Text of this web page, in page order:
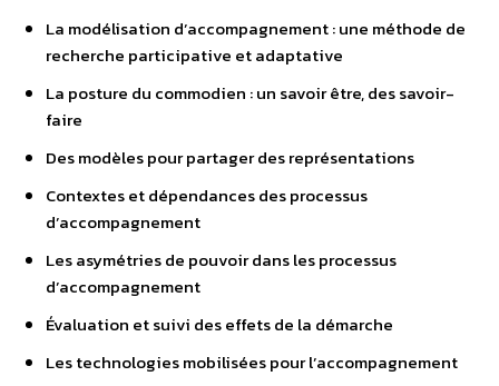
La modélisation d’accompagnement : une méthode de
recherche participative et adaptative
La posture du commodien : un savoir être, des savoir-
faire
Des modèles pour partager des représentations
Contextes et dépendances des processus
d’accompagnement
Les asymétries de pouvoir dans les processus
d’accompagnement
Évaluation et suivi des effets de la démarche
Les technologies mobilisées pour l’accompagnement